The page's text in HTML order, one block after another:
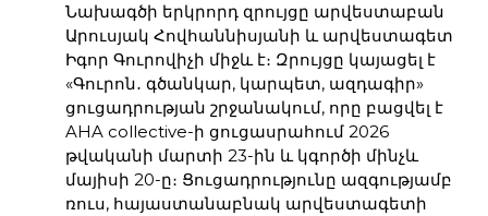
Նախագծի երկրորդ զրույցը արվեստաբան
Արուսյակ Հովհաննիսյանի և արվեստագետ
Իգոր Գուրովիչի միջև է։ Զրույցը կայացել է
«Գուրոն․ գծանկար, կարպետ, ազդագիր»
ցուցադրության շրջանակում, որը բացվել է
AHA collective-ի ցուցասրահում 2026
թվականի մարտի 23-ին և կգործի մինչև
մայիսի 20-ը։ Ցուցադրությունը ազգությամբ
ռուս, հայաստանաբնակ արվեստագետի